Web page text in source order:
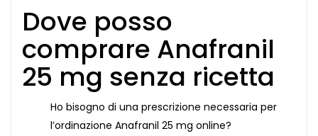
Dove posso
comprare Anafranil
25 mg senza ricetta
Ho bisogno di una prescrizione necessaria per
l’ordinazione Anafranil 25 mg online?